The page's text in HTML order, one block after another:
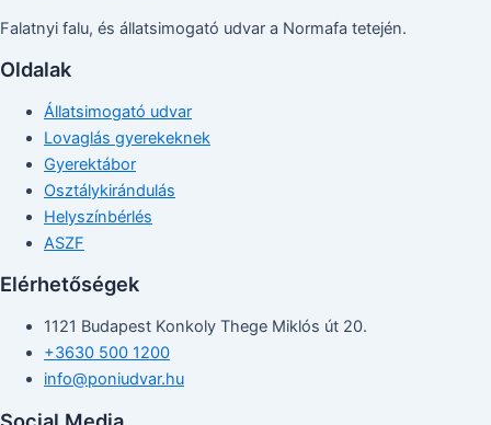
Falatnyi falu, és állatsimogató udvar a Normafa tetején.
Oldalak
Állatsimogató udvar
Lovaglás gyerekeknek
Gyerektábor
Osztálykirándulás
Helyszínbérlés
ASZF
Elérhetőségek
1121 Budapest Konkoly Thege Miklós út 20.
+3630 500 1200
info@poniudvar.hu
Social Media